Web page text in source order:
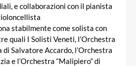
e collaborazioni con il pianista
stabilmente come solista con
quali I Solisti Veneti, l’Orchestra
di Salvatore Accardo, l’Orchestra
e l’Orchestra “Malipiero” di